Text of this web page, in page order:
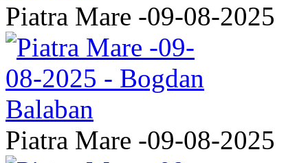
Piatra Mare -09-08-2025
Piatra Mare -09-08-2025